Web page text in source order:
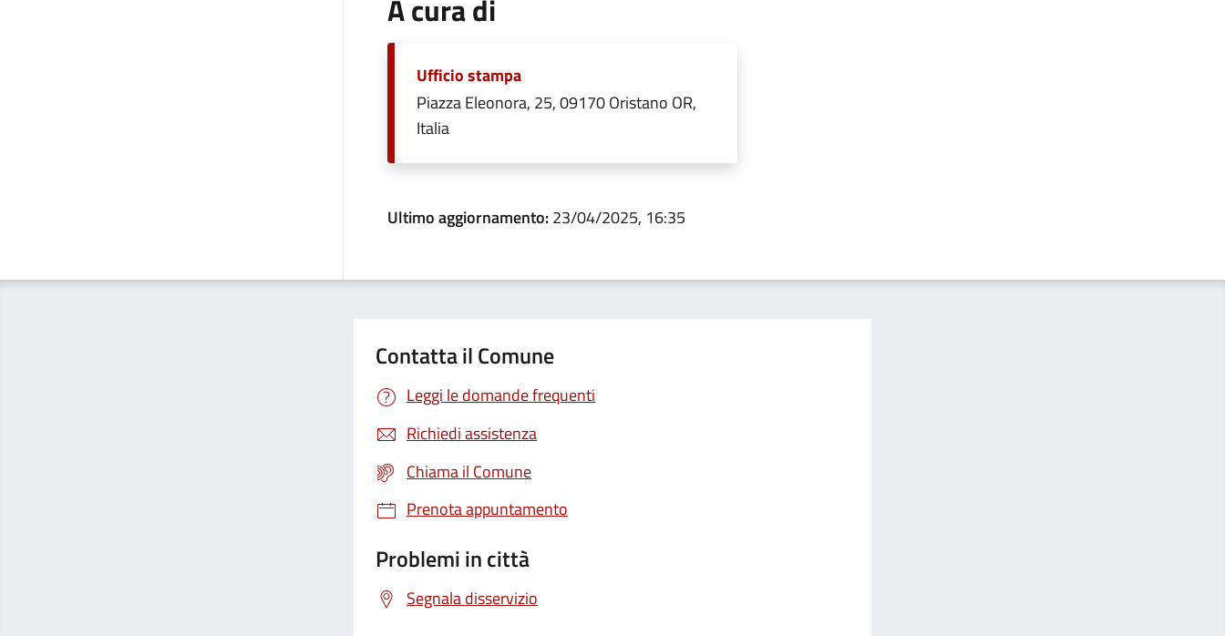
A cura di
Ufficio stampa
Piazza Eleonora, 25, 09170 Oristano OR,
Italia
Ultimo aggiornamento:23/04/2025, 16:35
Contatta il Comune
Leggi le domande frequenti
Richiedi assistenza
Chiama il Comune
Prenota appuntamento
Problemi in città
Segnala disservizio